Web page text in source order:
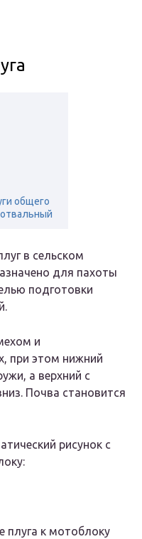
общего
отвальный
в сельском
для пахоты
подготовки
и
при этом нижний
а верхний с
Почва становится
рисунок с
плуга к мотоблоку